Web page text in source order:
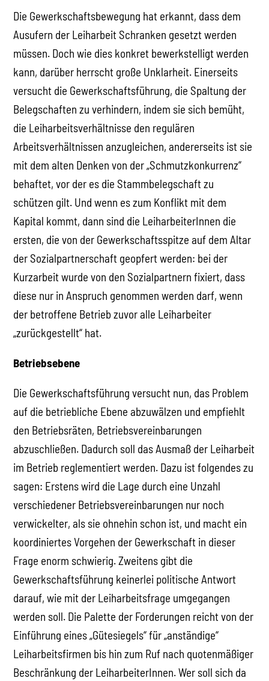
Die Gewerkschaftsbewegung hat erkannt, dass dem
Ausufern der Leiharbeit Schranken gesetzt werden
müssen. Doch wie dies konkret bewerkstelligt werden
kann, darüber herrscht große Unklarheit. Einerseits
versucht die Gewerkschaftsführung, die Spaltung der
Belegschaften zu verhindern, indem sie sich bemüht,
die Leiharbeitsverhältnisse den regulären
Arbeitsverhältnissen anzugleichen, andererseits ist sie
mit dem alten Denken von der „Schmutzkonkurrenz“
behaftet, vor der es die Stammbelegschaft zu
schützen gilt. Und wenn es zum Konflikt mit dem
Kapital kommt, dann sind die LeiharbeiterInnen die
ersten, die von der Gewerkschaftsspitze auf dem Altar
der Sozialpartnerschaft geopfert werden: bei der
Kurzarbeit wurde von den Sozialpartnern fixiert, dass
diese nur in Anspruch genommen werden darf, wenn
der betroffene Betrieb zuvor alle Leiharbeiter
„zurückgestellt“ hat.
Betriebsebene
Die Gewerkschaftsführung versucht nun, das Problem
auf die betriebliche Ebene abzuwälzen und empfiehlt
den Betriebsräten, Betriebsvereinbarungen
abzuschließen. Dadurch soll das Ausmaß der Leiharbeit
im Betrieb reglementiert werden. Dazu ist folgendes zu
sagen: Erstens wird die Lage durch eine Unzahl
verschiedener Betriebsvereinbarungen nur noch
verwickelter, als sie ohnehin schon ist, und macht ein
koordiniertes Vorgehen der Gewerkschaft in dieser
Frage enorm schwierig. Zweitens gibt die
Gewerkschaftsführung keinerlei politische Antwort
darauf, wie mit der Leiharbeitsfrage umgegangen
werden soll. Die Palette der Forderungen reicht von der
Einführung eines „Gütesiegels“ für „anständige“
Leiharbeitsfirmen bis hin zum Ruf nach quotenmäßiger
Beschränkung der LeiharbeiterInnen. Wer soll sich da